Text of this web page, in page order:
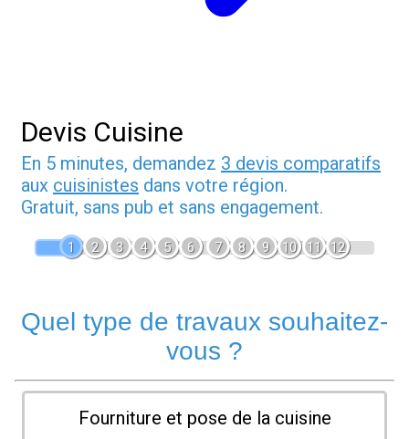
Devis Cuisine
En 5 minutes, demandez 3 devis comparatifs
aux cuisinistes dans votre région.
Gratuit, sans pub et sans engagement.
1 2 3 4 5 6 7 8 9 10 11 12
Quel type de travaux souhaitez-
vous ?
Fourniture et pose de la cuisine